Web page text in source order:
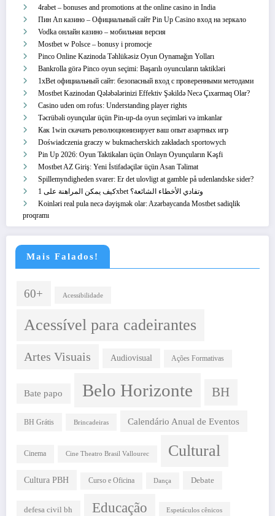
4rabet – bonuses and promotions at the online casino in India
Пин Ап казино – Официальный сайт Pin Up Casino вход на зеркало
Vodka онлайн казино – мобильная версия
Mostbet w Polsce – bonusy i promocje
Pinco Online Kazinoda Təhlükəsiz Oyun Oynamağın Yolları
Bankrolla görə Pinco oyun seçimi: Başarılı oyuncuların taktikləri
1xBet официальный сайт: безопасный вход с проверенными методами
Mostbet Kazinodan Qələbələrinizi Effektiv Şəkildə Necə Çıxarmaq Olar?
Casino uden om rofus: Understanding player rights
Təcrübəli oyunçular üçün Pin-up-da oyun seçimləri və imkanlar
Как 1win скачать революционизирует ваш опыт азартных игр
Doświadczenia graczy w bukmacherskich zakładach sportowych
Pin Up 2026: Oyun Taktikaları üçün Onlayn Oyunçuların Kəşfi
Mostbet AZ Giriş: Yeni İstifadəçilər üçün Asan Təlimat
Spillemyndigheden svarer: Er det ulovligt at gamble på udenlandske sider?
كيف يمكن المراهنة على 1xbet وتفادي الأخطاء الشائعة؟
Koinləri real pula necə dəyişmək olar: Azərbaycanda Mostbet sadiqlik
proqramı
Mais Falados!
60+ Acessibilidade
Acessível para cadeirantes
Artes Visuais Audiovisual Ações Formativas
Bate papo Belo Horizonte BH
BH Grátis Brincadeiras Calendário Anual de Eventos
Cinema Cine Theatro Brasil Vallourec Cultural
Cultura PBH Curso e Oficina Dança Debate
defesa civil bh Educação Espetáculos cênicos